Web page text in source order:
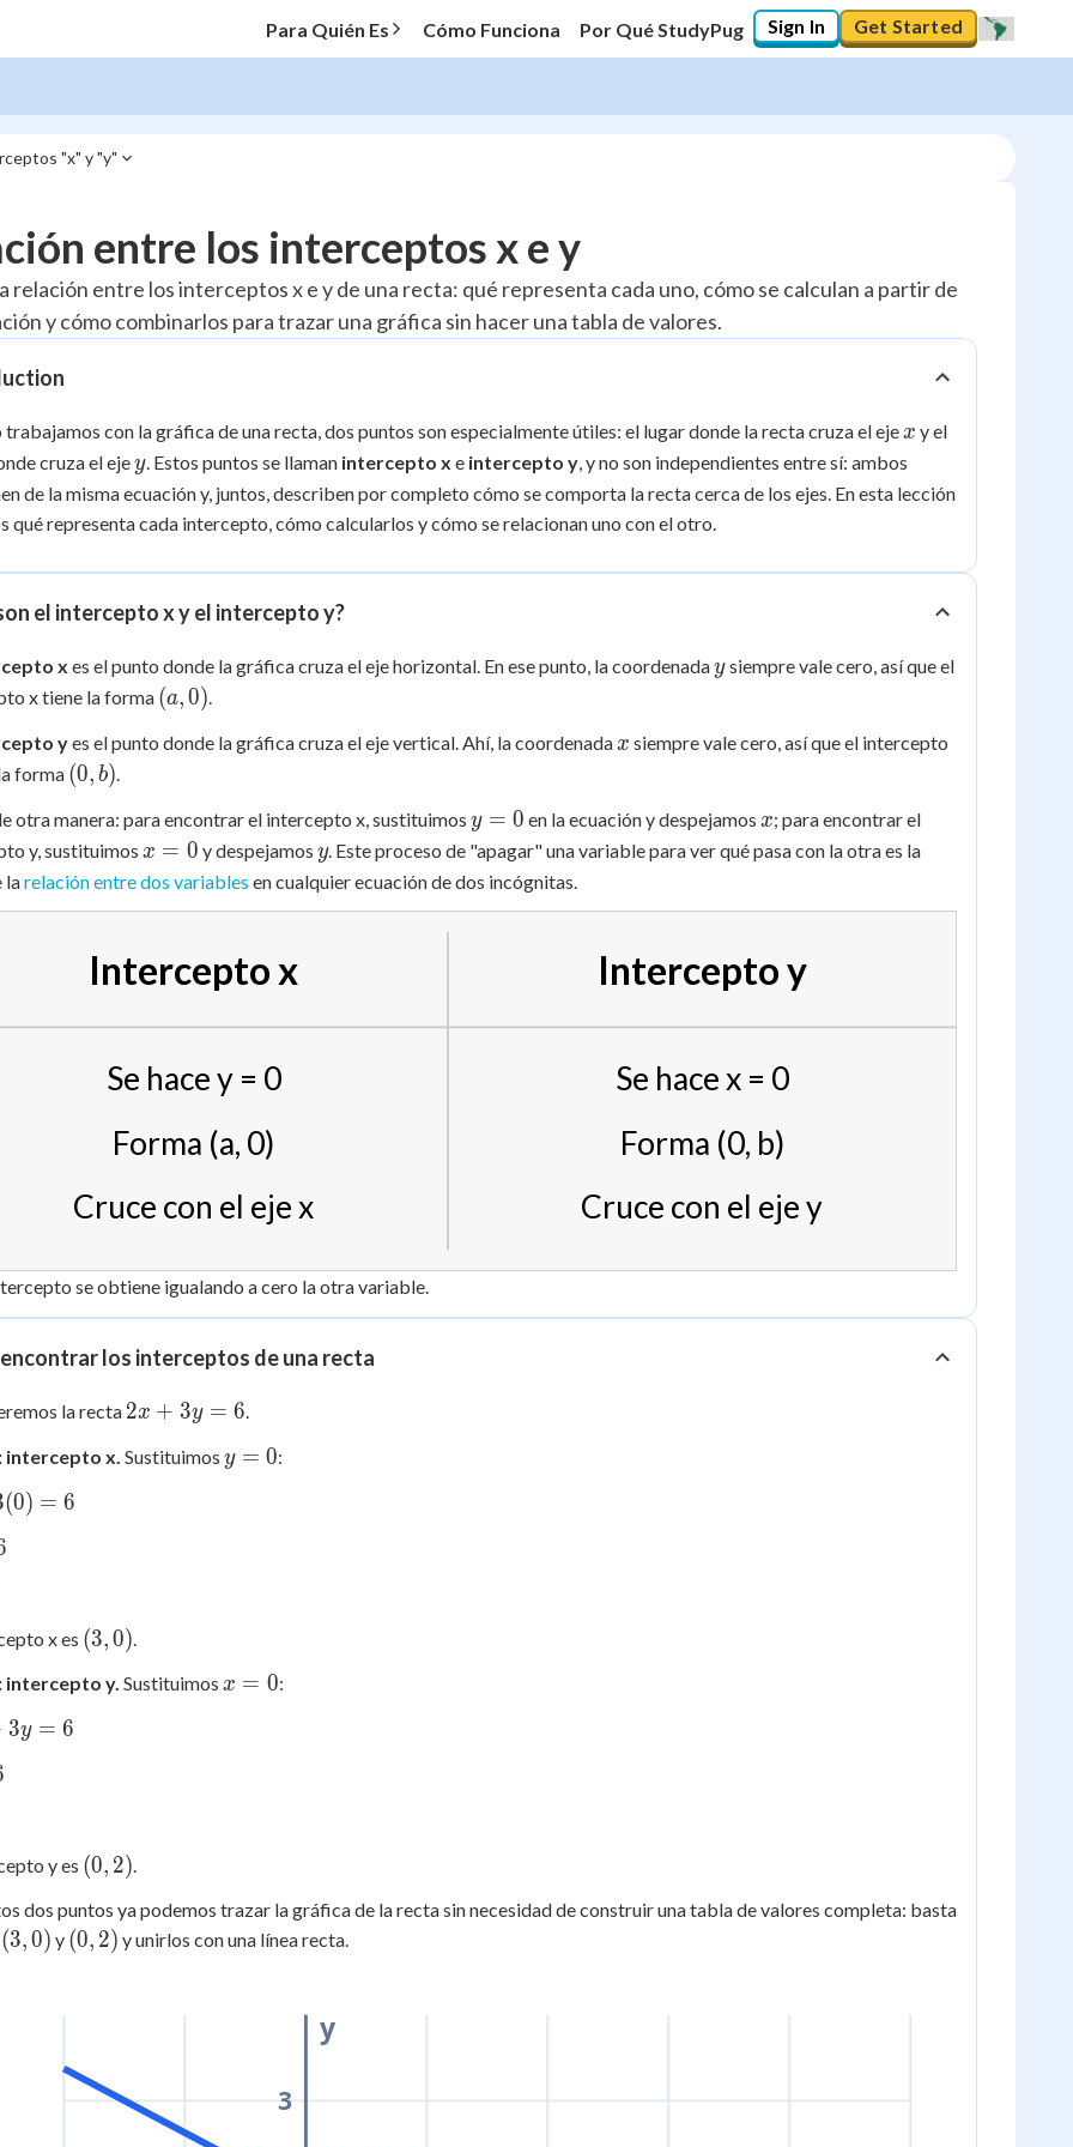
Para Quién Es Cómo Funciona Por Qué StudyPug Sign In Get Started
"x" y "y"
20%
"Let's build your foundation!"
Reviewed
entre los interceptos x e y
relación entre los interceptos x e y de una recta: qué representa cada uno, cómo se calculan a partir de
y cómo combinarlos para trazar una gráfica sin hacer una tabla de valores.
trabajamos con la gráfica de una recta, dos puntos son especialmente útiles: el lugar donde la recta cruza el eje x
x y el
cruza el ejey
y. Estos puntos se llaman intercepto x e intercepto y, y no son independientes entre sí: ambos
de la misma ecuación y, juntos, describen por completo cómo se comporta la recta cerca de los ejes. En esta lección
qué representa cada intercepto, cómo calcularlos y cómo se relacionan uno con el otro.
el intercepto x y el intercepto y?
x es el punto donde la gráfica cruza el eje horizontal. En ese punto, la coordenaday
ysiempre vale cero, así que el
x tiene la forma (a,
(a,0).
yes el punto donde la gráfica cruza el eje vertical. Ahí, la coordenada x
x siempre vale cero, así que el intercepto
forma (0,
(0, b).
otra manera: para encontrar el intercepto x, sustituimos y
=
y = 0 en la ecuación y despejamosx
x; para encontrar el
y, sustituimos x
=
x = 0 y despejamos y
y. Este proceso de "apagar" una variable para ver qué pasa con la otra es la
larelación entre dos variables en cualquier ecuación de dos incógnitas.
Intercepto x Intercepto y
Se hace y = 0
Se hace x = 0
Forma (a, 0)
Forma (0, b)
Cruce con el eje x
Cruce con el eje y
se obtiene igualando a cero la otra variable.
los interceptos de una recta
la recta 2x
3y
2x + 3y = 6.
intercepto x. Sustituimos y
y = 0:
(0) = 6
x es (3,
(3,0).
intercepto y. Sustituimos x
x = 0:
3y = 6
y es (0,
(0, 2).
dos puntos ya podemos trazar la gráfica de la recta sin necesidad de construir una tabla de valores completa: basta
(3,
(3,0) y (0,
(0, 2) y unirlos con una línea recta.
3
y